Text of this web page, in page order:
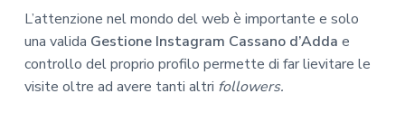
L’attenzione nel mondo del web è importante e solo
una valida Gestione Instagram Cassano d’Adda e
controllo del proprio profilo permette di far lievitare le
visite oltre ad avere tanti altri followers.